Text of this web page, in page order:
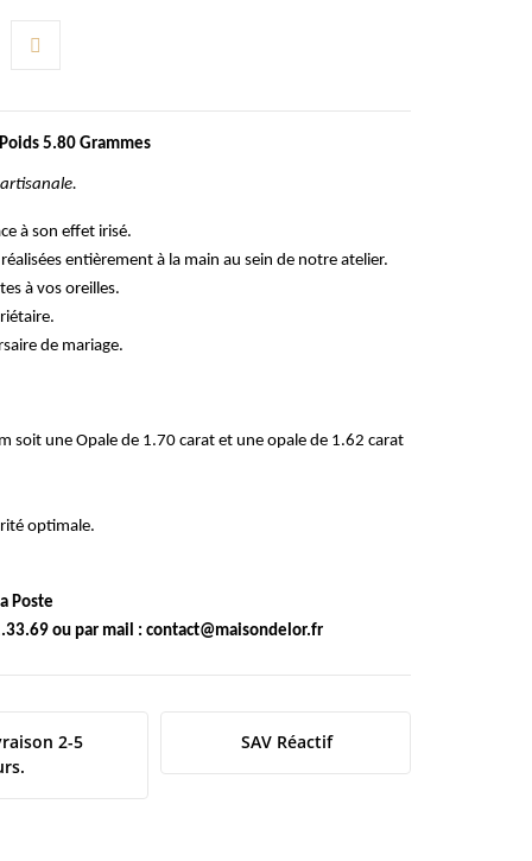
5.80 Grammes
à son effet irisé.
entièrement à la main au sein de notre atelier.
à vos oreilles.
de mariage.
soit une Opale de 1.70 carat et une opale de 1.62 carat
optimale.
Poste
ou par mail : contact@maisondelor.fr
2-5
SAV Réactif